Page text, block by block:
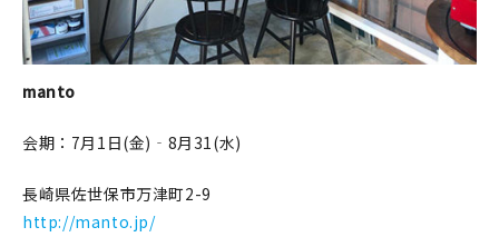
manto
会期：7月1日(金)‐8月31(水)
長崎県佐世保市万津町2-9
http://manto.jp/